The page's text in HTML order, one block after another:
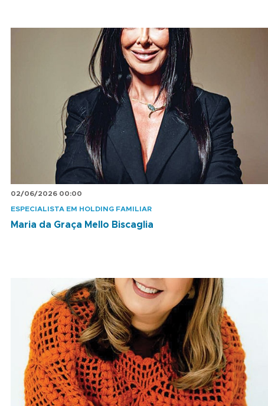
02/06/2026 00:00
ESPECIALISTA EM HOLDING FAMILIAR
Maria da Graça Mello Biscaglia